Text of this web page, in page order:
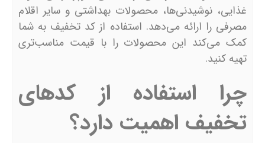
غذایی، نوشیدنی‌ها، محصولات بهداشتی و سایر اقلام
مصرفی را ارائه می‌دهد. استفاده از کد تخفیف به شما
کمک می‌کند این محصولات را با قیمت مناسب‌تری
تهیه کنید.
چرا استفاده از کدهای
تخفیف اهمیت دارد؟